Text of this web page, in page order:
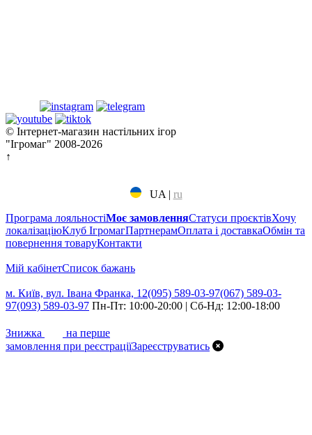
© Інтернет-магазин настільних ігор
"Ігромаг" 2008-2026
↑
UA | ru
Програма лояльностіМоє замовленняСтатуси проєктівХочу
локалізаціюКлуб ІгромагПартнерамОплата і доставкаОбмін та
повернення товаруКонтакти
Мій кабінетCписок бажань
м. Київ, вул. Івана Франка, 12(095) 589-03-97(067) 589-03-
97(093) 589-03-97 Пн-Пт: 10:00-20:00 | Сб-Нд: 12:00-18:00
Знижка
на перше
замовлення при реєстраціїЗареєструватись